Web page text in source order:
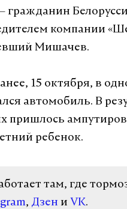
компании
Мишачев.
15 октября, в
автомобиль. В
пришлось
ребенок.
там, где
, Дзен и VK.